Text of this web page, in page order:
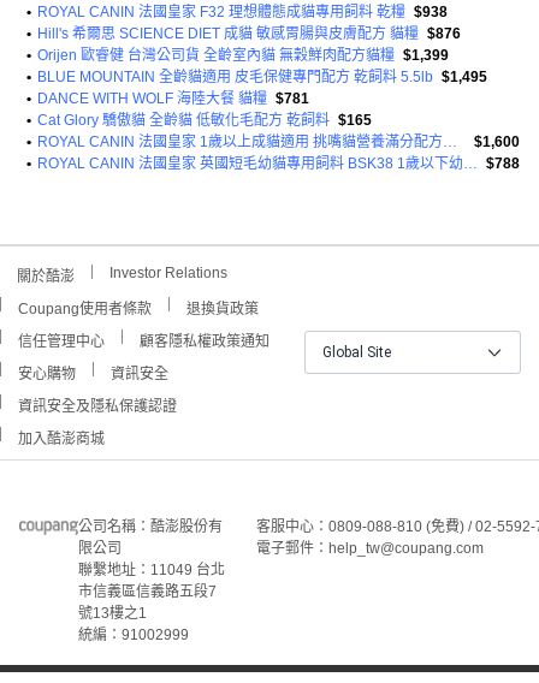
• ROYAL CANIN 法國皇家 F32 理想體態成貓專用飼料 乾糧 $938
• Hill's 希爾思 SCIENCE DIET 成貓 敏感胃腸與皮膚配方 貓糧 $876
• Orijen 歐睿健 台灣公司貨 全齡室內貓 無穀鮮肉配方貓糧 $1,399
• BLUE MOUNTAIN 全齡貓適用 皮毛保健專門配方 乾飼料 5.5lb $1,495
• DANCE WITH WOLF 海陸大餐 貓糧 $781
• Cat Glory 驕傲貓 全齡貓 低敏化毛配方 乾飼料 $165
•
ROYAL CANIN 法國皇家 1歲以上成貓適用 挑嘴貓營養滿分配方乾糧
$1,600
•
ROYAL CANIN 法國皇家 英國短毛幼貓專用飼料 BSK38 1歲以下幼貓適用 $788
關於酷澎 Investor Relations
Coupang使用者條款
退換貨政策
信任管理中心
顧客隱私權政策通知
安心購物
資訊安全
資訊安全及隱私保護認證
加入酷澎商城
Global Site
公司名稱：酷澎股份有
限公司
聯繫地址：11049 台北
市信義區信義路五段7
號13樓之1
統編：91002999
客服中心：0809-088-810 (免費) / 02-
電子郵件：help_tw@coupang.com